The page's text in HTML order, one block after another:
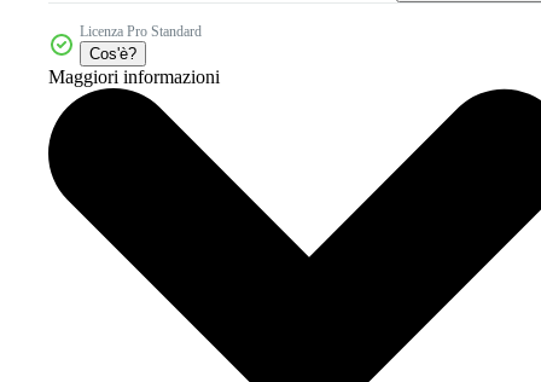
Licenza Pro Standard
Cos'è?
Maggiori informazioni